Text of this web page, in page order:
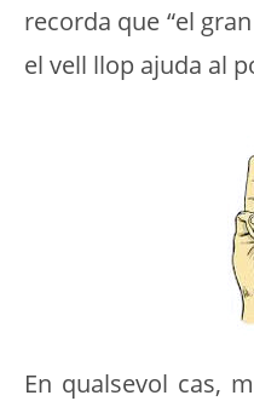
recorda que “el
el vell llop ajuda al
En qualsevol cas,